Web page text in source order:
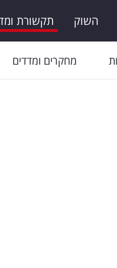
השוק תקשורת
מחקרים ומדדים